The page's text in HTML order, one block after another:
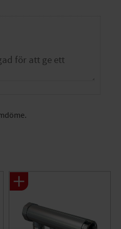
Ändstycke med utvändiga